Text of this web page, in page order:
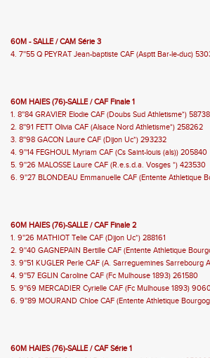
60M - SALLE / CAM Série 3
4. 7''55 Q PEYRAT Jean-baptiste CAF (Asptt Bar-le-duc)
60M HAIES (76)-SALLE / CAF Finale 1
1. 8''84 GRAVIER Elodie CAF (Doubs Sud Athletisme*)
2. 8''91 FETT Olivia CAF (Alsace Nord Athletisme*) 258262
3. 8''98 GACON Laure CAF (Dijon Uc*) 293232
4. 9''14 FEGHOUL Myriam CAF (Cs Saint-louis (als)) 205840
5. 9''26 MALOSSE Laure CAF (R.e.s.d.a. Vosges *) 423530
6. 9''27 BLONDEAU Emmanuelle CAF (Entente Athletique
60M HAIES (76)-SALLE / CAF Finale 2
1. 9''26 MATHIOT Telie CAF (Dijon Uc*) 288161
2. 9''40 GAGNEPAIN Bertille CAF (Entente Athletique
3. 9''51 KUGLER Perle CAF (A. Sarreguemines Sarrebourg
4. 9''57 EGLIN Caroline CAF (Fc Mulhouse 1893) 261580
5. 9''69 MERCADIER Cyrielle CAF (Fc Mulhouse 1893)
6. 9''89 MOURAND Chloe CAF (Entente Athletique
60M HAIES (76)-SALLE / CAF Série 1